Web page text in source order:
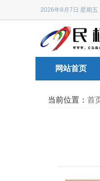
2026年8月7日 星期
网站首页
当前位置： 首